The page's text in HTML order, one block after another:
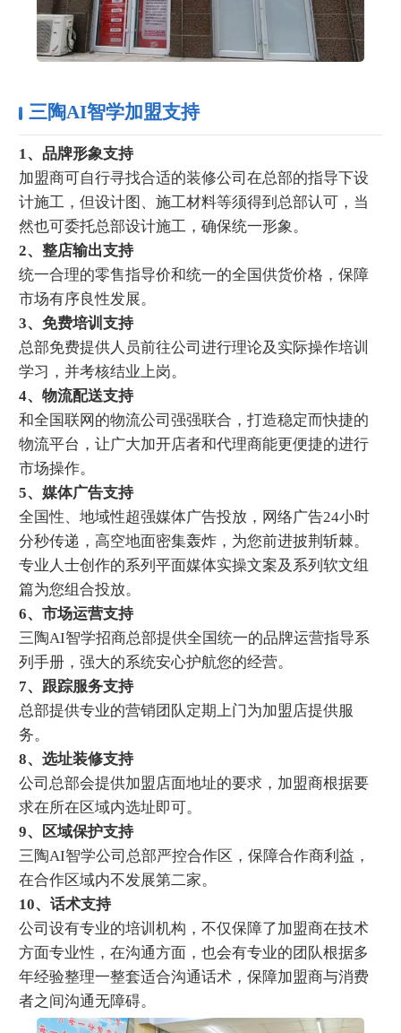
三陶AI智学加盟支持
1、品牌形象支持
加盟商可自行寻找合适的装修公司在总部的指导下设
计施工，但设计图、施工材料等须得到总部认可，当
然也可委托总部设计施工，确保统一形象。
2、整店输出支持
统一合理的零售指导价和统一的全国供货价格，保障
市场有序良性发展。
3、免费培训支持
总部免费提供人员前往公司进行理论及实际操作培训
学习，并考核结业上岗。
4、物流配送支持
和全国联网的物流公司强强联合，打造稳定而快捷的
物流平台，让广大加开店者和代理商能更便捷的进行
市场操作。
5、媒体广告支持
全国性、地域性超强媒体广告投放，网络广告24小时
分秒传递，高空地面密集轰炸，为您前进披荆斩棘。
专业人士创作的系列平面媒体实操文案及系列软文组
篇为您组合投放。
6、市场运营支持
三陶AI智学招商总部提供全国统一的品牌运营指导系
列手册，强大的系统安心护航您的经营。
7、跟踪服务支持
总部提供专业的营销团队定期上门为加盟店提供服
务。
8、选址装修支持
公司总部会提供加盟店面地址的要求，加盟商根据要
求在所在区域内选址即可。
9、区域保护支持
三陶AI智学公司总部严控合作区，保障合作商利益，
在合作区域内不发展第二家。
10、话术支持
公司设有专业的培训机构，不仅保障了加盟商在技术
方面专业性，在沟通方面，也会有专业的团队根据多
年经验整理一整套适合沟通话术，保障加盟商与消费
者之间沟通无障碍。